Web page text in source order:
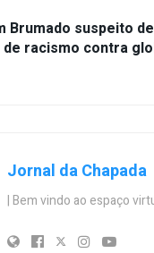
Brumado suspeito de
racismo contra
Jornal da Chapada
| Bem vindo ao espaço